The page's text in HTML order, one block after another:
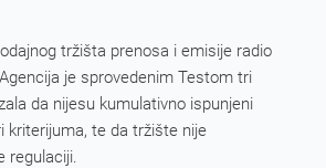
tržišta prenosa i emisije radio
je sprovedenim Testom tri
da nijesu kumulativno ispunjeni
kriterijuma, te da tržište nije
regulaciji.